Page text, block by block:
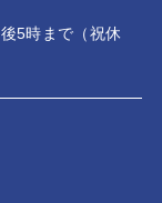
5時まで（祝休